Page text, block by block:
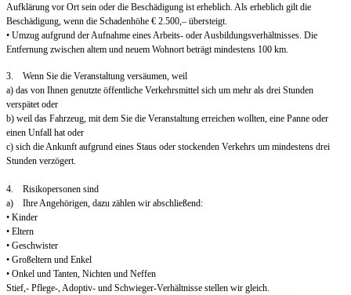
Aufklärung vor Ort sein oder die Beschädigung ist erheblich. Als erheblich gilt die
Beschädigung, wenn die Schadenhöhe € 2.500,– übersteigt.
• Umzug aufgrund der Aufnahme eines Arbeits- oder Ausbildungsverhältnisses. Die
Entfernung zwischen altem und neuem Wohnort beträgt mindestens 100 km.
3. Wenn Sie die Veranstaltung versäumen, weil
a) das von Ihnen genutzte öffentliche Verkehrsmittel sich um mehr als drei Stunden
verspätet oder
b) weil das Fahrzeug, mit dem Sie die Veranstaltung erreichen wollten, eine Panne oder
einen Unfall hat oder
c) sich die Ankunft aufgrund eines Staus oder stockenden Verkehrs um mindestens drei
Stunden verzögert.
4. Risikopersonen sind
a) Ihre Angehörigen, dazu zählen wir abschließend:
• Kinder
• Eltern
• Geschwister
• Großeltern und Enkel
• Onkel und Tanten, Nichten und Neffen
Stief,- Pflege-, Adoptiv- und Schwieger-Verhältnisse stellen wir gleich.